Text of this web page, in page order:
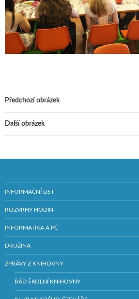
Předchozí obrázek
Další obrázek
INFORMAČNÍ LIST
ROZVRHY HODIN
INFORMATIKA A PČ
DRUŽINA
ZPRÁVY Z KNIHOVNY
ŘÁD ŠKOLNÍ KNIHOVNY